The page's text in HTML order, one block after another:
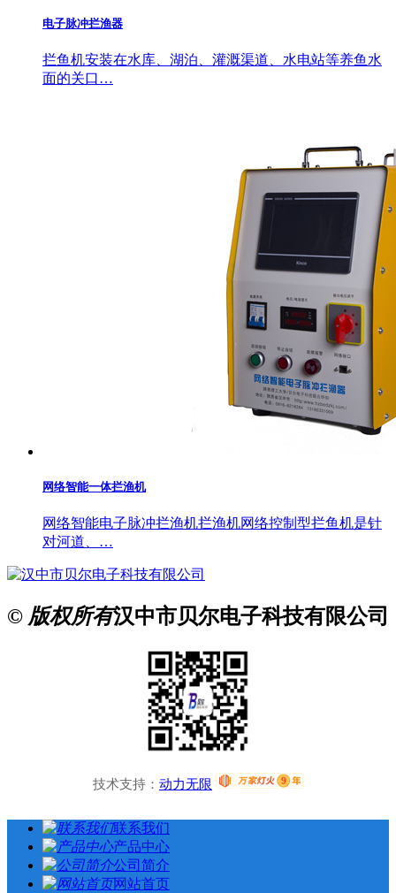
电子脉冲拦渔器
拦鱼机安装在水库、湖泊、灌溉渠道、水电站等养鱼水
面的关口…
网络智能一体拦渔机
网络智能电子脉冲拦渔机拦渔机网络控制型拦鱼机是针
对河道、…
© 版权所有汉中市贝尔电子科技有限公司
技术支持： 动力无限
联系我们
产品中心
公司简介
网站首页